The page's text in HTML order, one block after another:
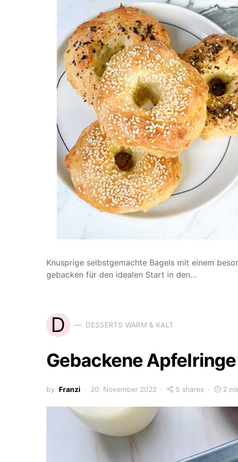
Knusprige selbstgemachte Bagels mit einem
gebacken für den idealen Start in den…
D DESSERTS WARM & KALT
Gebackene Apfelringe
by Franzi 20. November 2022 5 shares 2